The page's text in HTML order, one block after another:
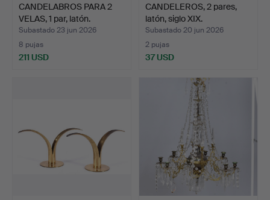
CANDELABROS PARA 2
VELAS, 1 par, latón.
Subastado 23 jun 2026
8 pujas
211 USD
CANDELEROS, 2 pares,
latón, siglo XIX.
Subastado 20 jun 2026
2 pujas
37 USD